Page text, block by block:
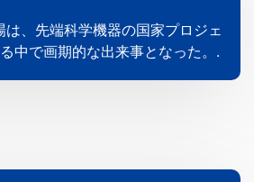
は、先端科学機器の国家プロジェ
中で画期的な出来事となった。.